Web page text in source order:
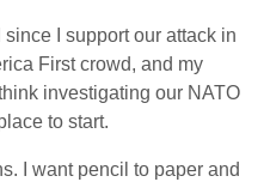
since I support our attack in
First crowd, and my
investigating our NATO
to start.
I want pencil to paper and